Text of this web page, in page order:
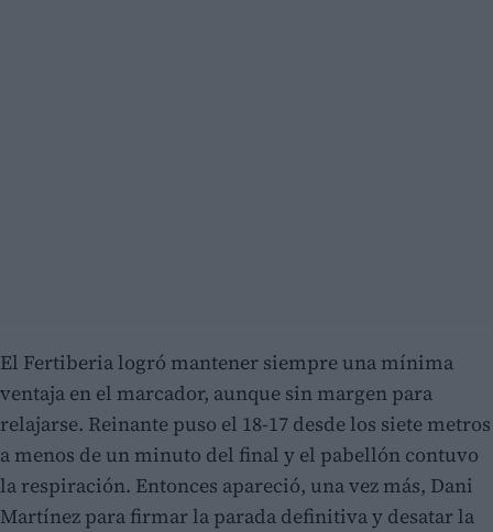
El Fertiberia logró mantener siempre una mínima
ventaja en el marcador, aunque sin margen para
relajarse. Reinante puso el 18-17 desde los siete metros
a menos de un minuto del final y el pabellón contuvo
la respiración. Entonces apareció, una vez más, Dani
Martínez para firmar la parada definitiva y desatar la